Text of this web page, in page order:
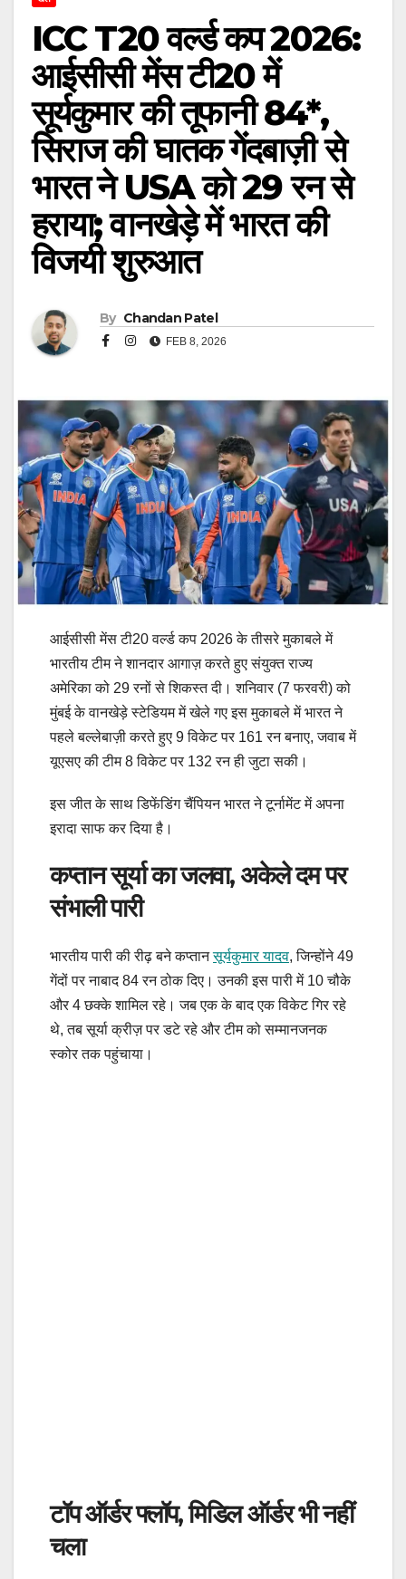
ICC T20 वर्ल्ड कप 2026:
आईसीसी मेंस टी20 में
सूर्यकुमार की तूफानी 84*,
सिराज की घातक गेंदबाज़ी से
भारत ने USA को 29 रन से
हराया; वानखेड़े में भारत की
विजयी शुरुआत
By Chandan Patel
FEB 8, 2026
आईसीसी मेंस टी20 वर्ल्ड कप 2026 के तीसरे मुकाबले में
भारतीय टीम ने शानदार आगाज़ करते हुए संयुक्त राज्य
अमेरिका को 29 रनों से शिकस्त दी। शनिवार (7 फरवरी) को
मुंबई के वानखेड़े स्टेडियम में खेले गए इस मुकाबले में भारत ने
पहले बल्लेबाज़ी करते हुए 9 विकेट पर 161 रन बनाए, जवाब में
यूएसए की टीम 8 विकेट पर 132 रन ही जुटा सकी।
इस जीत के साथ डिफेंडिंग चैंपियन भारत ने टूर्नामेंट में अपना
इरादा साफ कर दिया है।
कप्तान सूर्या का जलवा, अकेले दम पर
संभाली पारी
भारतीय पारी की रीढ़ बने कप्तानसूर्यकुमार यादव, जिन्होंने 49
गेंदों पर नाबाद 84 रन ठोक दिए। उनकी इस पारी में 10 चौके
और 4 छक्के शामिल रहे। जब एक के बाद एक विकेट गिर रहे
थे, तब सूर्या क्रीज़ पर डटे रहे और टीम को सम्मानजनक
स्कोर तक पहुंचाया।
टॉप ऑर्डर फ्लॉप, मिडिल ऑर्डर भी नहीं
चला